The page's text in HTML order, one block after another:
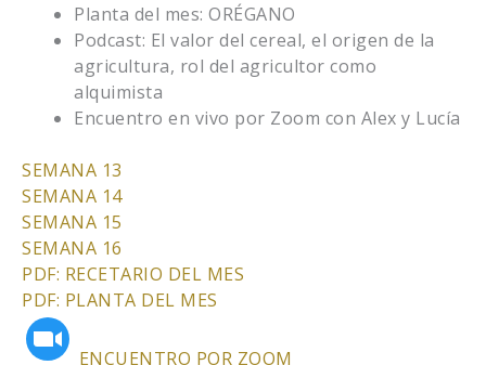
Planta del mes: ORÉGANO
Podcast: El valor del cereal, el origen de la
agricultura, rol del agricultor como
alquimista
Encuentro en vivo por Zoom con Alex y Lucía
SEMANA 13
SEMANA 14
SEMANA 15
SEMANA 16
PDF: RECETARIO DEL MES
PDF: PLANTA DEL MES
ENCUENTRO POR ZOOM